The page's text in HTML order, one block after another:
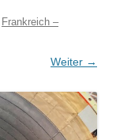
Frankreich –
Weiter →